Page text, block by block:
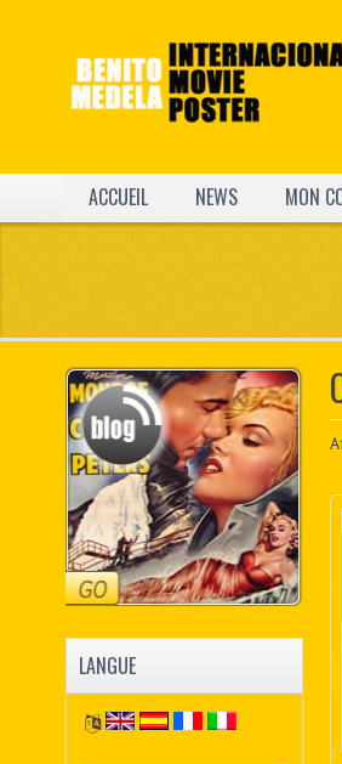
ACCUEIL NEWS MON
LANGUE